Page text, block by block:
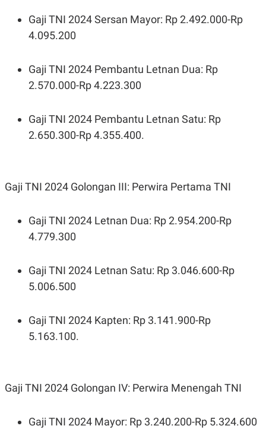
Gaji TNI 2024 Sersan Mayor: Rp 2.492.000-Rp
4.095.200
Gaji TNI 2024 Pembantu Letnan Dua: Rp
2.570.000-Rp 4.223.300
Gaji TNI 2024 Pembantu Letnan Satu: Rp
2.650.300-Rp 4.355.400.
Gaji TNI 2024 Golongan III: Perwira Pertama TNI
Gaji TNI 2024 Letnan Dua: Rp 2.954.200-Rp
4.779.300
Gaji TNI 2024 Letnan Satu: Rp 3.046.600-Rp
5.006.500
Gaji TNI 2024 Kapten: Rp 3.141.900-Rp
5.163.100.
Gaji TNI 2024 Golongan IV: Perwira Menengah TNI
Gaji TNI 2024 Mayor: Rp 3.240.200-Rp 5.324.600